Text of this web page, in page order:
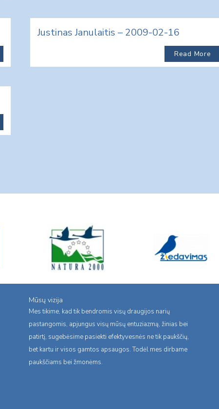
Justinas Janulaitis – 2009-02-16
Read More
Mūsų vizija
Mes tikime, kad tik bendromis visų draugijos narių
pastangomis, apjungus visų mūsų entuziazmą, žinias bei
patirtį, sugebėsime pasiekti efektyvesnės ne tik paukščių,
bet kartu ir visos gamtos apsaugos. Todėl mes dirbame
paukščiams bei žmonėms.